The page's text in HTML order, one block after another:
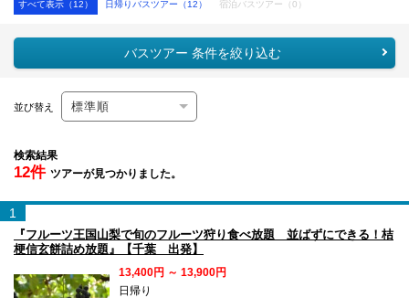
すべて表示（12） 日帰りバスツアー（12） 宿泊バスツアー（0）
バスツアー 条件を絞り込む
並び替え
検索結果
12件 ツアーが見つかりました。
1
『フルーツ王国山梨で旬のフルーツ狩り食べ放題 並ばずにできる！桔
梗信玄餅詰め放題』【千葉 出発】
13,400円 ～ 13,900円
日帰り